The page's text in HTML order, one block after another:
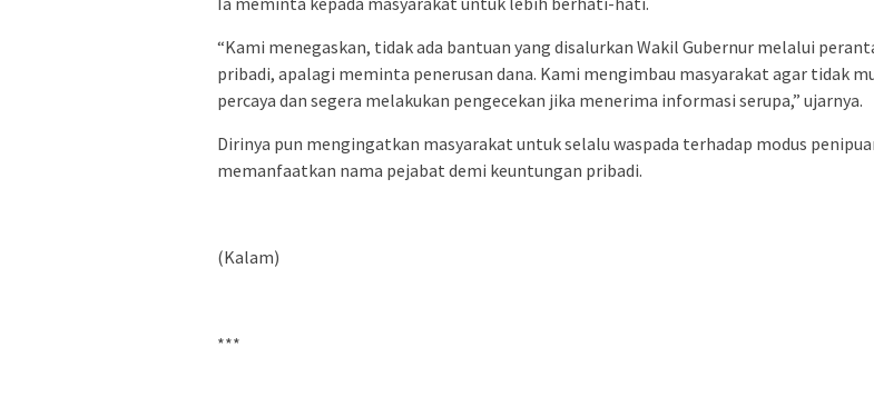
“Kami menegaskan, tidak ada bantuan yang disalurkan Wakil Gubernur melalui
pribadi, apalagi meminta penerusan dana. Kami mengimbau masyarakat agar tidak
percaya dan segera melakukan pengecekan jika menerima informasi serupa,” ujarnya.
Dirinya pun mengingatkan masyarakat untuk selalu waspada terhadap modus
memanfaatkan nama pejabat demi keuntungan pribadi.
(Kalam)
***